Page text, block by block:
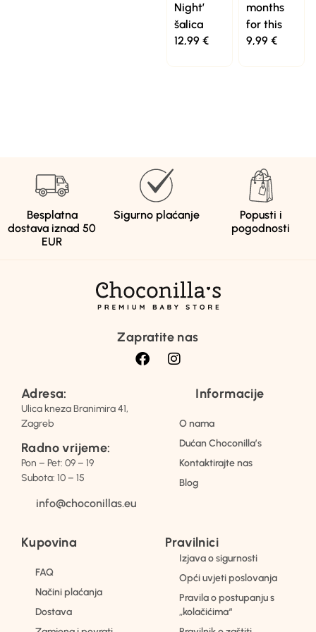
Night’
šalica
12,99 €
months
for this
9,99 €
Besplatna
dostava iznad 50
EUR
Sigurno plaćanje
Popusti i
pogodnosti
Zapratite nas
Adresa:
Ulica kneza Branimira 41,
Zagreb
Radno vrijeme:
Pon – Pet: 09 – 19
Subota: 10 – 15
info@choconillas.eu
Informacije
O nama
Dućan Choconilla’s
Kontaktirajte nas
Blog
Kupovina
FAQ
Načini plaćanja
Dostava
Pravilnici
Izjava o sigurnosti
Opći uvjeti poslovanja
Pravila o postupanju s
„kolačićima“